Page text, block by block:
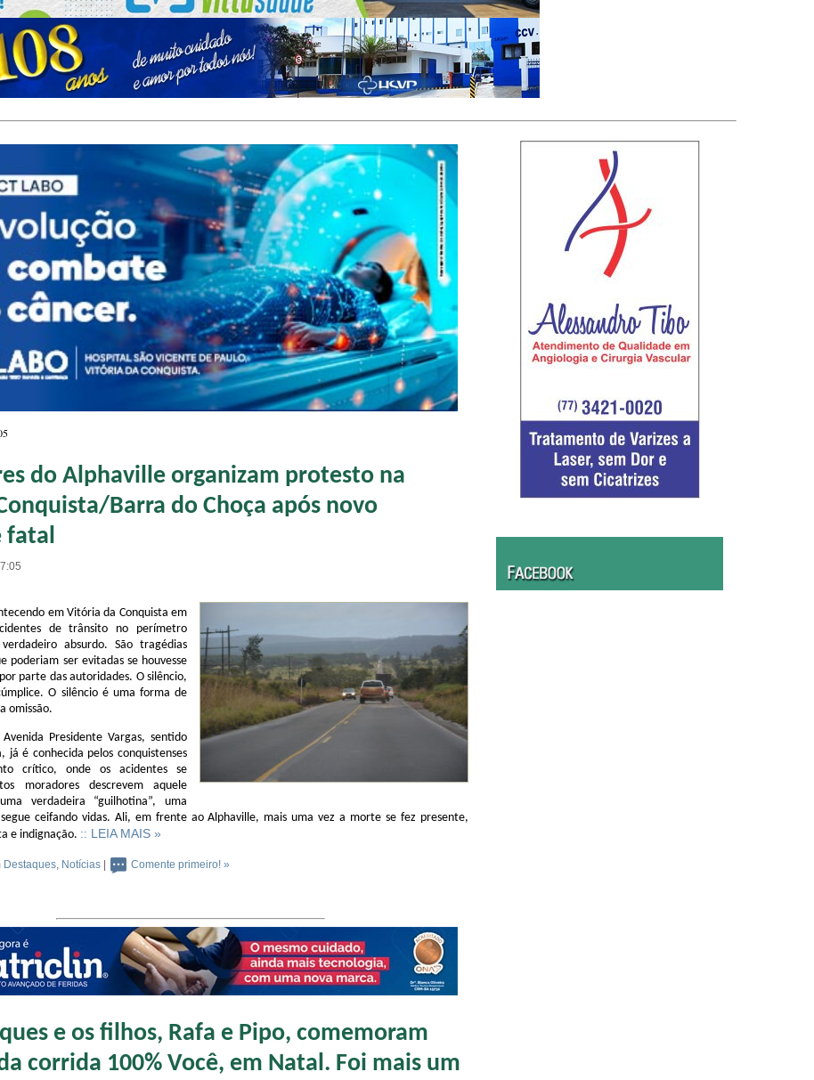
do Alphaville organizam protesto na
Barra do Choça após novo
fatal
em Vitória da Conquista em
de trânsito no perímetro
absurdo. São tragédias
poderiam ser evitadas se houvesse
parte das autoridades. O silêncio,
O silêncio é uma forma de
omissão.
Avenida Presidente Vargas, sentido
, já é conhecida pelos conquistenses
crítico, onde os acidentes se
moradores descrevem aquele
verdadeira “guilhotina”, uma
ceifando vidas. Ali, em frente ao Alphaville, mais uma vez a morte se fez presente,
e indignação. :: LEIA MAIS »
Destaques Notícias |
Comente primeiro! »
e os filhos, Rafa e Pipo, comemoram
corrida 100% Você, em Natal. Foi mais um